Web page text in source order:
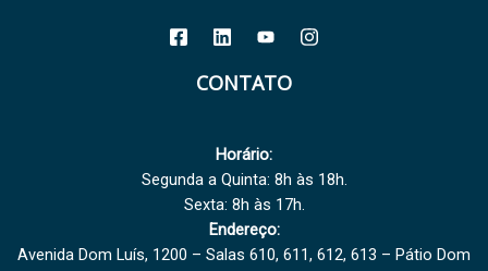
CONTATO
Horário:
Segunda a Quinta: 8h às 18h.
Sexta: 8h às 17h.
Endereço:
Avenida Dom Luís, 1200 – Salas 610, 611, 612, 613 – Pátio Dom